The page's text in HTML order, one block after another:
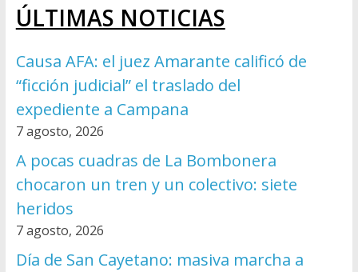
ÚLTIMAS NOTICIAS
Causa AFA: el juez Amarante calificó de
“ficción judicial” el traslado del
expediente a Campana
7 agosto, 2026
A pocas cuadras de La Bombonera
chocaron un tren y un colectivo: siete
heridos
7 agosto, 2026
Día de San Cayetano: masiva marcha a